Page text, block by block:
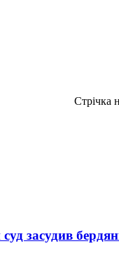
Стрічка
суд засудив